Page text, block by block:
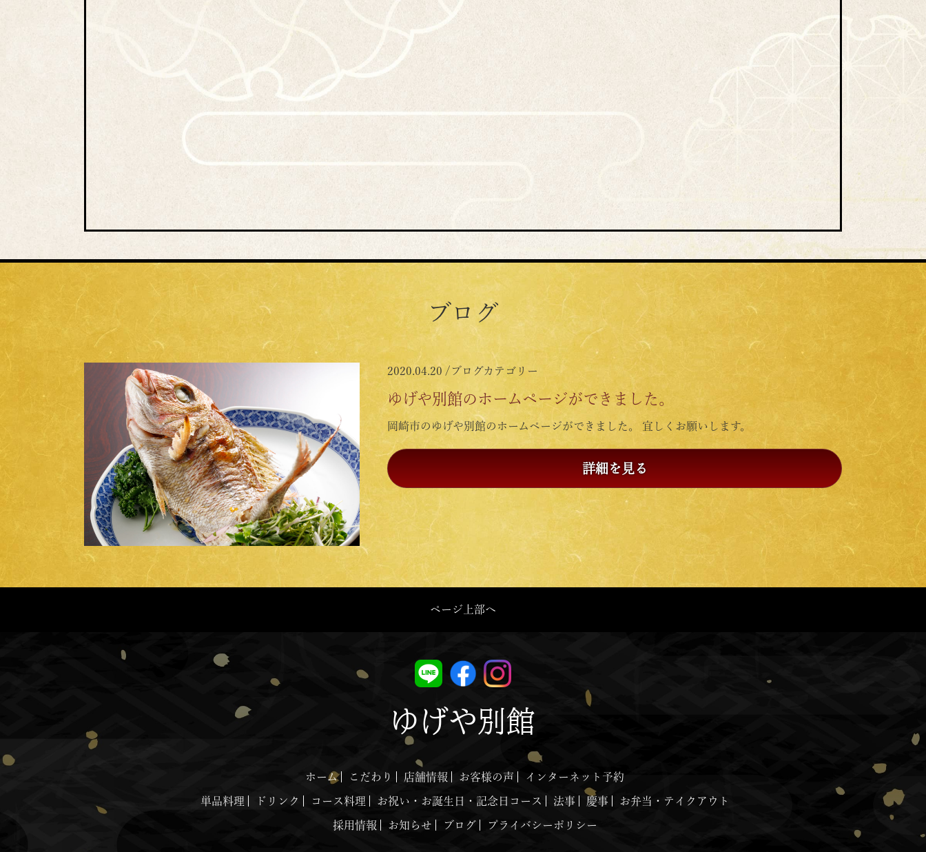
ブログ
2020.04.20 / ブログカテゴリー
ゆげや別館のホームページができました。
岡崎市のゆげや別館のホームページができました。 宜しくお願いします。
詳細を見る
ページ上部へ
ゆげや別館
ホーム こだわり 店舗情報 お客様の声 インターネット予約
単品料理 ドリンク コース料理 お祝い・お誕生日・記念日コース 法事 慶事 お弁当・テイクアウト
採用情報 お知らせ ブログ プライバシーポリシー